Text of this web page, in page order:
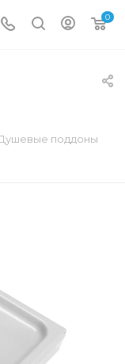
0
поддоны